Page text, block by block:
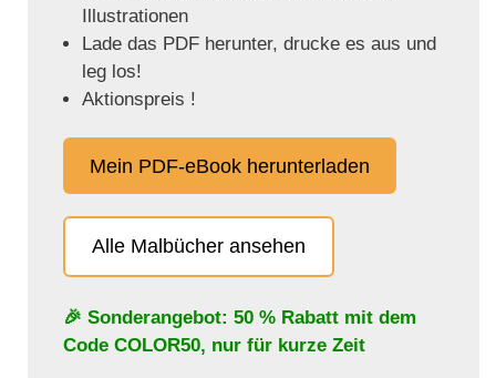
Illustrationen
Lade das PDF herunter, drucke es aus und
leg los!
Aktionspreis !
Mein PDF-eBook herunterladen
Alle Malbücher ansehen
🎉 Sonderangebot: 50 % Rabatt mit dem
Code COLOR50, nur für kurze Zeit